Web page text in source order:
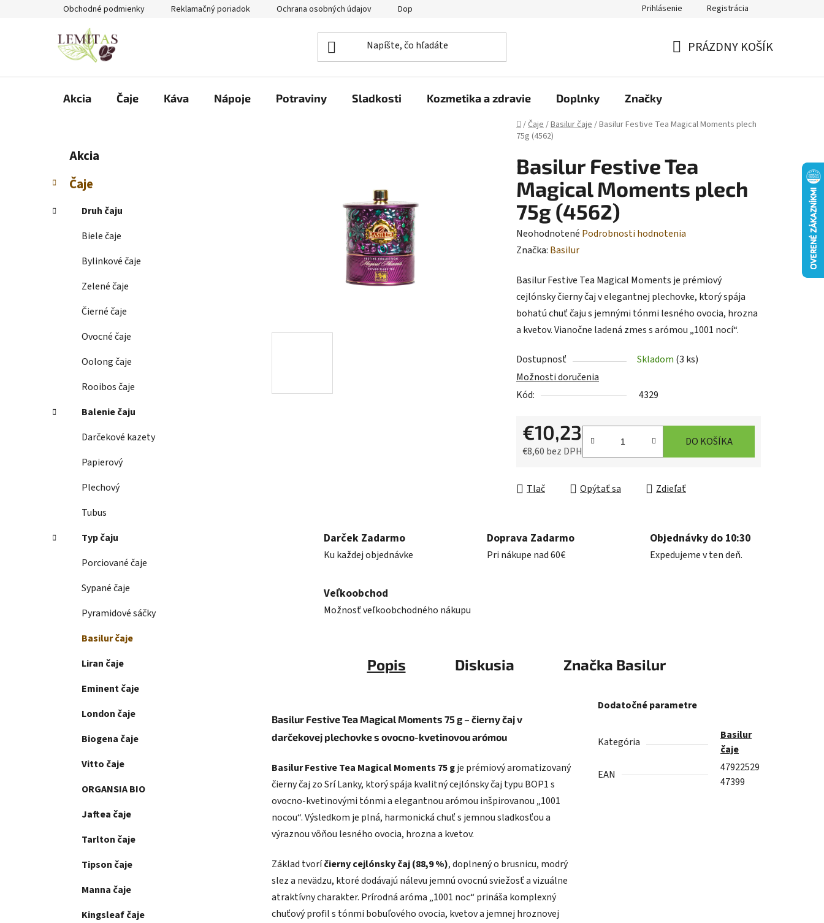
Obchodné podmienky Reklamačný poriadok Ochrana osobných údajov Doprava a platba Prihlásenie Registrácia
PRÁZDNY KOŠÍK
Akcia Čaje Káva Nápoje Potraviny Sladkosti Kozmetika a zdravie Doplnky Značky
Domov
/Čaje/Basilur čaje/Basilur Festive Tea Magical Moments plech
75g (4562)
č
ý
Preskočiť
kategórie
t
e
ó
Akcia
Čaje
Druh čaju
Biele čaje
Bylinkové čaje
Zelené čaje
Čierné čaje
Ovocné čaje
Oolong čaje
Rooibos čaje
Balenie čaju
Darčekové kazety
Papierový
Plechový
Tubus
Typ čaju
Porciované čaje
Sypané čaje
Pyramidové sáčky
Basilur čaje
Liran čaje
Eminent čaje
London čaje
Biogena čaje
Vitto čaje
ORGANSIA BIO
Jaftea čaje
Tarlton čaje
Tipson čaje
Manna čaje
Kingsleaf čaje
Basilur Festive Tea
Magical Moments plech
75g (4562)
Priemerné
hodnotenie
je
0,0
z
5
Neohodnotené Podrobnosti hodnotenia
Značka: Basilur
Basilur Festive Tea Magical Moments je prémiový
cejlónsky čierny čaj v elegantnej plechovke, ktorý spája
bohatú chuť čaju s jemnými tónmi lesného ovocia, hrozna
a kvetov. Vianočne ladená zmes s arómou „1001 nocí“.
Dostupnosť Skladom (3 ks)
Možnosti doručenia
Kód:
4329
€10,23
€8,60 bez DPH
DO KOŠÍKA
Tlač Opýtať sa Zdieľať
Darček Zadarmo
Ku každej objednávke
Doprava Zadarmo
Pri nákupe nad 60€
Objednávky do 10:30
Expedujeme v ten deň.
Veľkoobchod
Možnosť veľkoobchodného nákupu
Popis Diskusia Značka Basilur
Basilur Festive Tea Magical Moments 75 g – čierny čaj v
darčekovej plechovke s ovocno-kvetinovou arómou
Basilur Festive Tea Magical Moments 75 gje prémiový aromatizovaný
čierny čaj zo Srí Lanky, ktorý spája kvalitný cejlónsky čaj typu BOP1 s
ovocno-kvetinovými tónmi a elegantnou arómou inšpirovanou „1001
nocou“. Výsledkom je plná, harmonická chuť s jemnou sladkosťou a
výraznou vôňou lesného ovocia, hrozna a kvetov.
Základ tvoríčierny cejlónsky čaj (88,9 %), doplnený o brusnicu, modrý
slez a nevädzu, ktoré dodávajú nálevu jemnú ovocnú sviežosť a vizuálne
atraktívny charakter. Prírodná aróma „1001 noc“ prináša komplexný
chuťový profil s tónmi bobuľového ovocia, kvetov a jemnej hroznovej
Dodatočné parametre
Kategória
Basilur
čaje
EAN
47922529
47399